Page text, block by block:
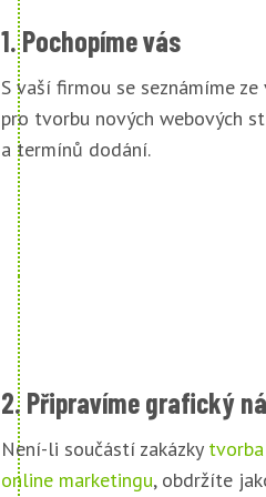
1. Pochopíme vás
S vaší firmou se seznámíme
pro tvorbu nových webových
a termínů dodání.
2. Připravíme grafický
Není-li součástí zakázky
online marketingu, obdržíte